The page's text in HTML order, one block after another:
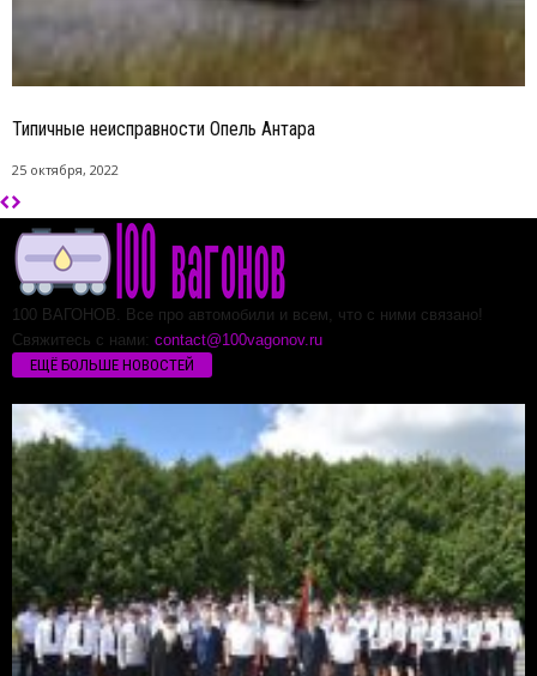
Типичные неисправности Опель Антара
25 октября, 2022
100 ВАГОНОВ. Все про автомобили и всем, что с ними связано!
Свяжитесь с нами: contact@100vagonov.ru
ЕЩЁ БОЛЬШЕ НОВОСТЕЙ